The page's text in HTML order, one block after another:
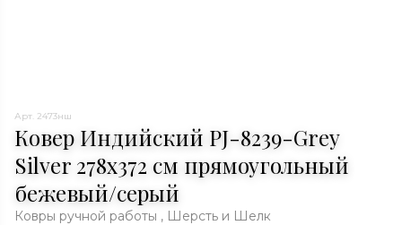
Арт. 2473нш
Ковер Индийский PJ-8239-Grey
Silver 278x372 см прямоугольный
бежевый/серый
Ковры ручной работы , Шерсть и Шелк